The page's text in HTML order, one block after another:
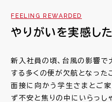
FEELING REWARDED
やりがいを実感し
新入社員の頃、台風の影響で
する多くの便が欠航となった
面接に向かう学生さまとご
ず不安と焦りの中にいらっし